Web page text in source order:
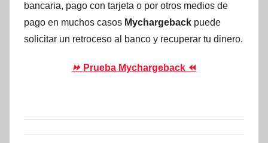
bancaria, pago con tarjeta o por otros medios de
pago en muchos casos Mychargeback puede
solicitar un retroceso al banco y recuperar tu dinero.
⏩ Prueba Mychargeback ⏪